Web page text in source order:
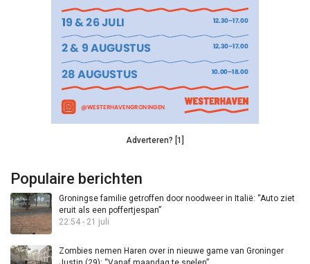
Adverteren? [1]
Populaire berichten
Groningse familie getroffen door noodweer in Italië: “Auto ziet
eruit als een poffertjespan”
22:54 - 21 juli
Zombies nemen Haren over in nieuwe game van Groninger